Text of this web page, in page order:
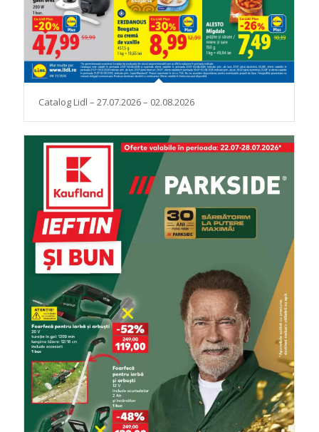
Catalog Lidl – 27.07.2026 – 02.08.2026